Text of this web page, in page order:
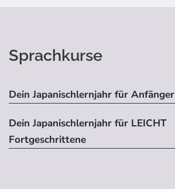
Sprachkurse
Dein Japanischlernjahr für Anfänger
Dein Japanischlernjahr für LEICHT
Fortgeschrittene